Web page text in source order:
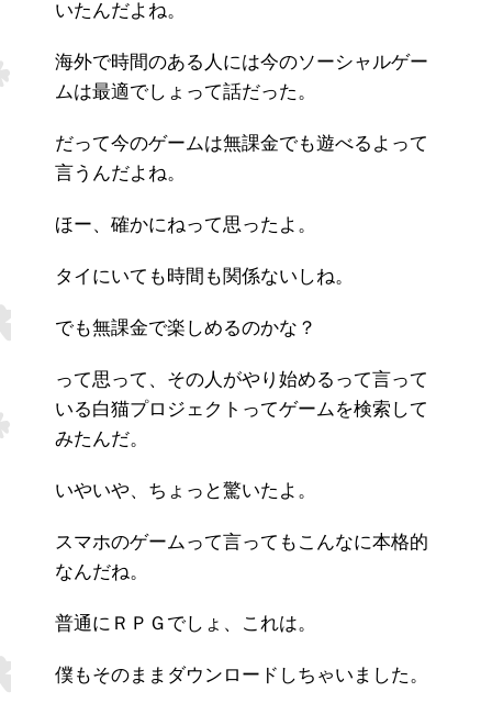
いたんだよね。
海外で時間のある人には今のソーシャルゲー
ムは最適でしょって話だった。
だって今のゲームは無課金でも遊べるよって
言うんだよね。
ほー、確かにねって思ったよ。
タイにいても時間も関係ないしね。
でも無課金で楽しめるのかな？
って思って、その人がやり始めるって言って
いる白猫プロジェクトってゲームを検索して
みたんだ。
いやいや、ちょっと驚いたよ。
スマホのゲームって言ってもこんなに本格的
なんだね。
普通にＲＰＧでしょ、これは。
僕もそのままダウンロードしちゃいました。